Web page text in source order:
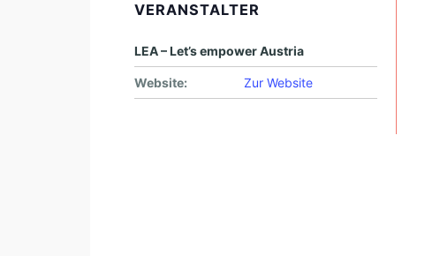
VERANSTALTER
LEA – Let’s empower Austria
Website: Zur Website